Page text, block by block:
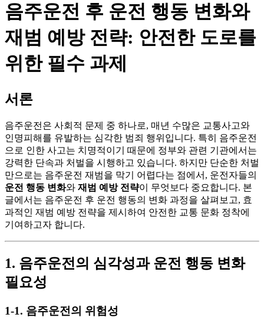
음주운전 후 운전 행동 변화와
재범 예방 전략: 안전한 도로를
위한 필수 과제
서론
음주운전은 사회적 문제 중 하나로, 매년 수많은 교통사고와
인명피해를 유발하는 심각한 범죄 행위입니다. 특히 음주운전
으로 인한 사고는 치명적이기 때문에 정부와 관련 기관에서는
강력한 단속과 처벌을 시행하고 있습니다. 하지만 단순한 처벌
만으로는 음주운전 재범을 막기 어렵다는 점에서, 운전자들의
운전 행동 변화와 재범 예방 전략이 무엇보다 중요합니다. 본
글에서는 음주운전 후 운전 행동의 변화 과정을 살펴보고, 효
과적인 재범 예방 전략을 제시하여 안전한 교통 문화 정착에
기여하고자 합니다.
1. 음주운전의 심각성과 운전 행동 변화
필요성
1-1. 음주운전의 위험성